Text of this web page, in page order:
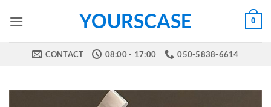
YOURSCASE 0
CONTACT 08:00 - 17:00 050-5838-6614